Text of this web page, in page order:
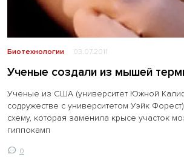
Биотехнологии 03.07.2011
Ученые создали из мышей
Ученые из США (университет Южной
содружестве с университетом Уэйк
схему, которая заменила крысе участок
гиппокамп
0